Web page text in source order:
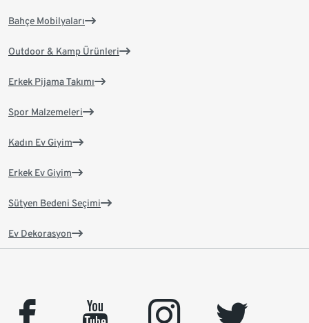
Bahçe Mobilyaları
Outdoor & Kamp Ürünleri
Erkek Pijama Takımı
Spor Malzemeleri
Kadın Ev Giyim
Erkek Ev Giyim
Sütyen Bedeni Seçimi
Ev Dekorasyon